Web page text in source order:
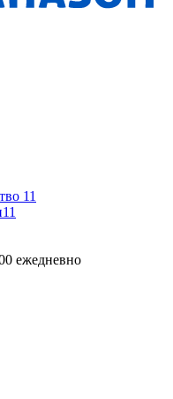
11
ежедневно